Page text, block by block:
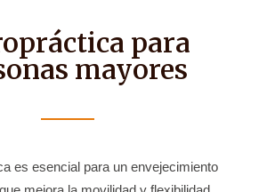
para
mayores
es esencial para un envejecimiento